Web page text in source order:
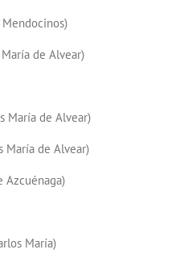
Mendocinos)
de Alvear)
María de Alvear)
María de Alvear)
Azcuénaga)
María)